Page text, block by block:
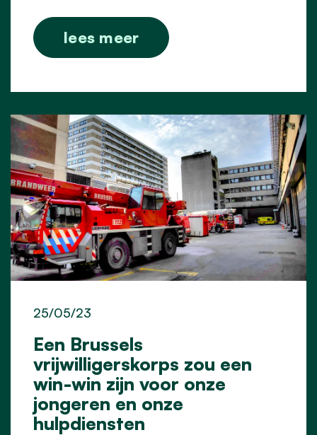
lees meer
Een Brussels
vrijwilligerskorps zou een
win-win zijn voor onze
jongeren en onze
hulpdiensten
25/05/23